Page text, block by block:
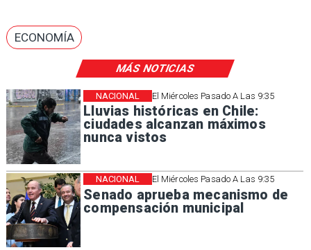
MÁS NOTICIAS
El Miércoles Pasado A Las 9:35
Lluvias históricas en Chile:
ciudades alcanzan máximos
nunca vistos
NACIONAL
El Miércoles Pasado A Las 9:35
Senado aprueba mecanismo de
compensación municipal
NACIONAL
ECONOMÍA